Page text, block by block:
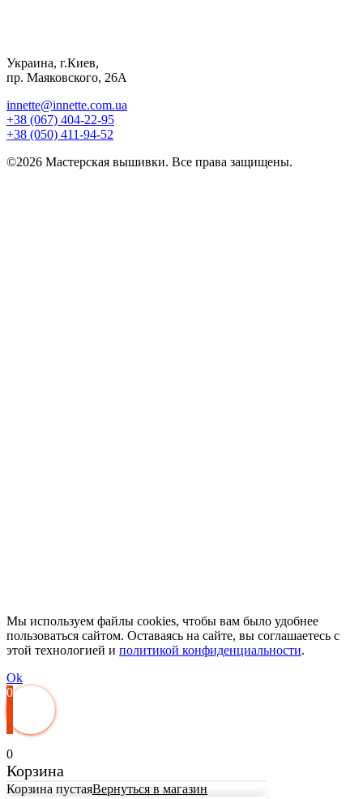
Украина, г.Киев,
пр. Маяковского, 26А
innette@innette.com.ua
+38 (067) 404-22-95
+38 (050) 411-94-52
©2026 Мастерская вышивки. Все права защищены.
Мы используем файлы cookies, чтобы вам было удобнее
пользоваться сайтом. Оставаясь на сайте, вы соглашаетесь с
этой технологией и политикой конфиденциальности.
Ok
0
0
Корзина
Корзина пустаяВернуться в магазин